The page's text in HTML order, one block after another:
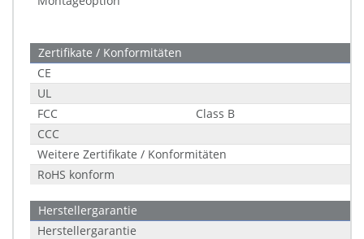
Zertifikate / Konformitäten
CE
UL
FCC
Class B
CCC
Weitere Zertifikate / Konformitäten
RoHS konform
Herstellergarantie
Herstellergarantie